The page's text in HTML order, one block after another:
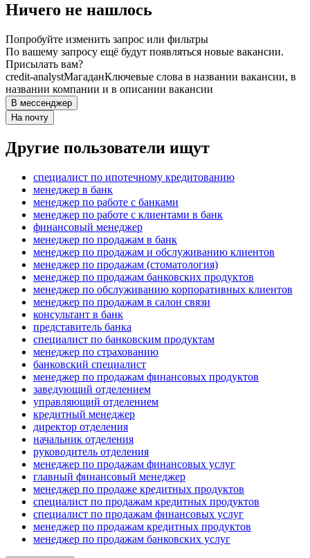
Ничего не нашлось
Попробуйте изменить запрос или фильтры
По вашему запросу ещё будут появляться новые вакансии.
Присылать вам?
credit-analystМагаданКлючевые слова в названии вакансии, в
названии компании и в описании вакансии
В мессенджер
На почту
Другие пользователи ищут
специалист по ипотечному кредитованию
менеджер в банк
менеджер по работе с банками
менеджер по работе с клиентами в банк
финансовый менеджер
менеджер по продажам в банк
менеджер по продажам и обслуживанию клиентов
менеджер по продажам (стоматология)
менеджер по продажам банковских продуктов
менеджер по обслуживанию корпоративных клиентов
менеджер по продажам в салон связи
консультант в банк
представитель банка
специалист по банковским продуктам
менеджер по страхованию
банковский специалист
менеджер по продажам финансовых продуктов
заведующий отделением
управляющий отделением
кредитный менеджер
директор отделения
начальник отделения
руководитель отделения
менеджер по продажам финансовых услуг
главный финансовый менеджер
менеджер по продаже кредитных продуктов
специалист по продажам кредитных продуктов
специалист по продажам финансовых услуг
менеджер по продажам кредитных продуктов
менеджер по продажам банковских услуг